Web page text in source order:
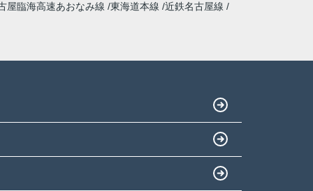
屋臨海高速あおなみ線 東海道本線 近鉄名古屋線